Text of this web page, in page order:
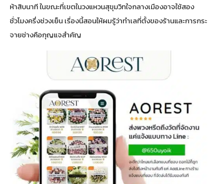
ห้าสิบนาที ในขณะที่เขตในวงแหวนสุขุมวิทใจกลางเมืองอาจใช้สอง
ชั่วโมงครึ่งช่วงเย็น เรื่องนี้สอนให้ผมรู้ว่าทำเลที่ตั้งของร้านและการกระ
จายช่างคือกุญแจสำคัญ